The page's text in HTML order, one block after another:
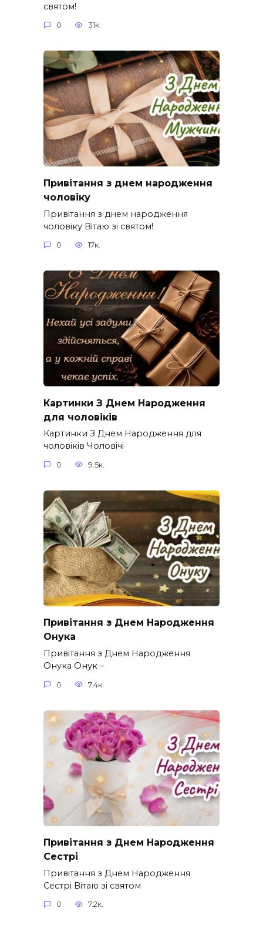
святом!
0 31к.
Привітання з днем народження
чоловіку
Привітання з днем народження
чоловіку Вітаю зі святом!
0 17к.
Картинки З Днем Народження
для чоловіків​
Картинки З Днем Народження для
чоловіків​ Чоловічі
0 9.5к.
Привітання з Днем Народження
Онука
Привітання з Днем Народження
Онука Онук –
0 7.4к.
Привітання з Днем Народження
Сестрі
Привітання з Днем Народження
Сестрі Вітаю зі святом
0 7.2к.